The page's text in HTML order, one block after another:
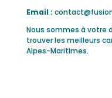
Email :
Nous sommes à votre
trouver les meilleurs
Alpes-Maritimes.